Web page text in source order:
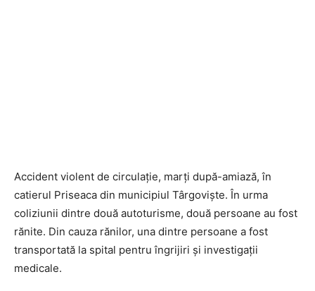
Accident violent de circulație, marți după-amiază, în
catierul Priseaca din municipiul Târgoviște. În urma
coliziunii dintre două autoturisme, două persoane au fost
rănite. Din cauza rănilor, una dintre persoane a fost
transportată la spital pentru îngrijiri și investigații
medicale.